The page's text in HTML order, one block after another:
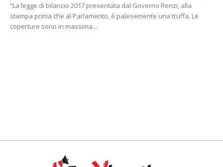
“La legge di bilancio 2017 presentata dal Governo Renzi, alla
stampa prima che al Parlamento, è palesemente una truffa. Le
coperture sono in massima...